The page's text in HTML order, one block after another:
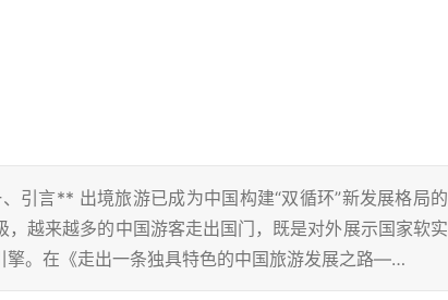
言** 出境旅游已成为中国构建“双循环”新发展格局的
越来越多的中国游客走出国门，既是对外展示国家软实
擎。在《走出一条独具特色的中国旅游发展之路—…